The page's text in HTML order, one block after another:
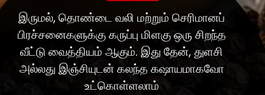
இருமல், தொண்டை வலி மற்றும் செரிமானப்
பிரச்சனைகளுக்கு கருப்பு மிளகு ஒரு சிறந்த
வீட்டு வைத்தியம் ஆகும். இது தேன், துளசி
அல்லது இஞ்சியுடன் கலந்த கஷாயமாகவோ
உட்கொள்ளலாம்